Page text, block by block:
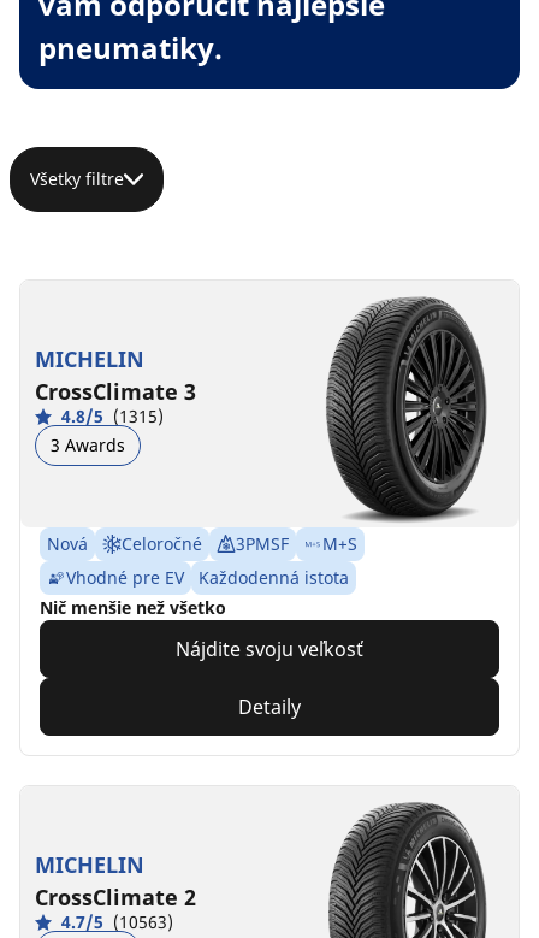
pneumatiky.
Všetky filtre
MICHELIN
CrossClimate 3
4.8/5 (1315)
3 Awards
Nová Celoročné 3PMSF
M+S
Vhodné pre EV
Každodenná istota
Nič menšie než všetko
Nájdite svoju veľkosť
Detaily
MICHELIN
CrossClimate 2
4.7/5 (10563)